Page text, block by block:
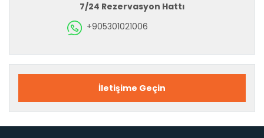
7/24 Rezervasyon Hattı
+905301021006
İletişime Geçin